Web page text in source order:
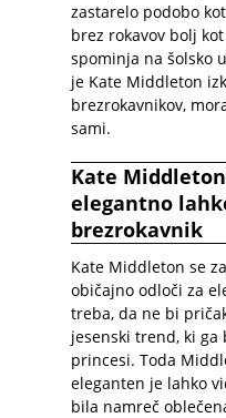
zastarelo podobo
brez rokavov bolj
spominja na šolsko
je Kate Middleton
brezrokavnikov,
sami.
Kate
elegantno
brezrokavnik
Kate Middleton se
običajno odloči za
treba, da ne bi
jesenski trend, ki ga
princesi. Toda
eleganten je lahko
bila namreč